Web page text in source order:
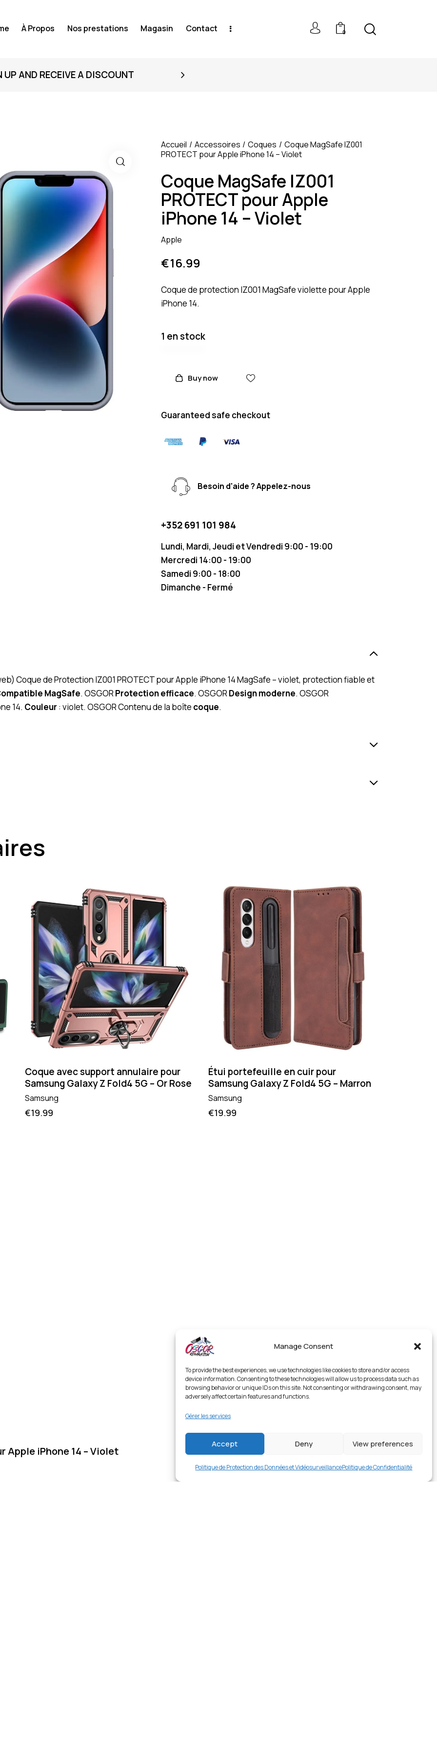
Manage Consent
To provide the best experiences, we use technologies like cookies to store and/or access
device information. Consenting to these technologies will allow us to process data such as
browsing behavior or unique IDs on this site. Not consenting or withdrawing consent, may
adversely affect certain features and functions.
Gérer les services
Accept Deny View preferences
Politique de Protection des Données et VidéosurveillancePolitique de Confidentialité
À Propos Nos prestations Magasin Contact 0
UP AND RECEIVE A DISCOUNT
Accueil Accessoires Coques
Coque MagSafe IZ001
PROTECT pour Apple iPhone 14 – Violet
Coque MagSafe IZ001
PROTECT pour Apple
iPhone 14 – Violet
Apple
€16.99
Coque de protection IZ001 MagSafe violette pour Apple
iPhone 14.
1 en stock
Buy now
Guaranteed safe checkout
Besoin d'aide ? Appelez-nous
+352 691 101 984
Lundi, Mardi, Jeudi et Vendredi 9:00 - 19:00
Mercredi 14:00 - 19:00
Samedi 9:00 - 18:00
Dimanche - Fermé
Coque de Protection IZ001 PROTECT pour Apple iPhone 14 MagSafe – violet, protection fiable et
MagSafe. OSGORProtection efficace. OSGORDesign moderne. OSGOR
14. Couleur : violet. OSGOR Contenu de la boîte coque.
Coque avec support annulaire pour
Samsung Galaxy Z Fold4 5G – Or Rose
Samsung
€19.99
Étui portefeuille en cuir pour
Samsung Galaxy Z Fold4 5G – Marron
Samsung
€19.99
Apple iPhone 14 – Violet 16.99
Buy now